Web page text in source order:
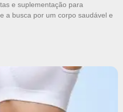
e suplementação para
a busca por um corpo saudável e